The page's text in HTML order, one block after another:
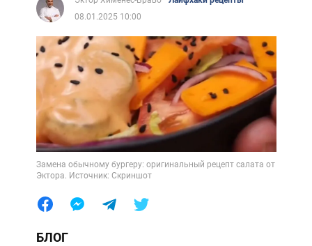
08.01.2025 10:00
Замена обычному бургеру: оригинальный рецепт салата от
Эктора. Источник: Скриншот
БЛОГ